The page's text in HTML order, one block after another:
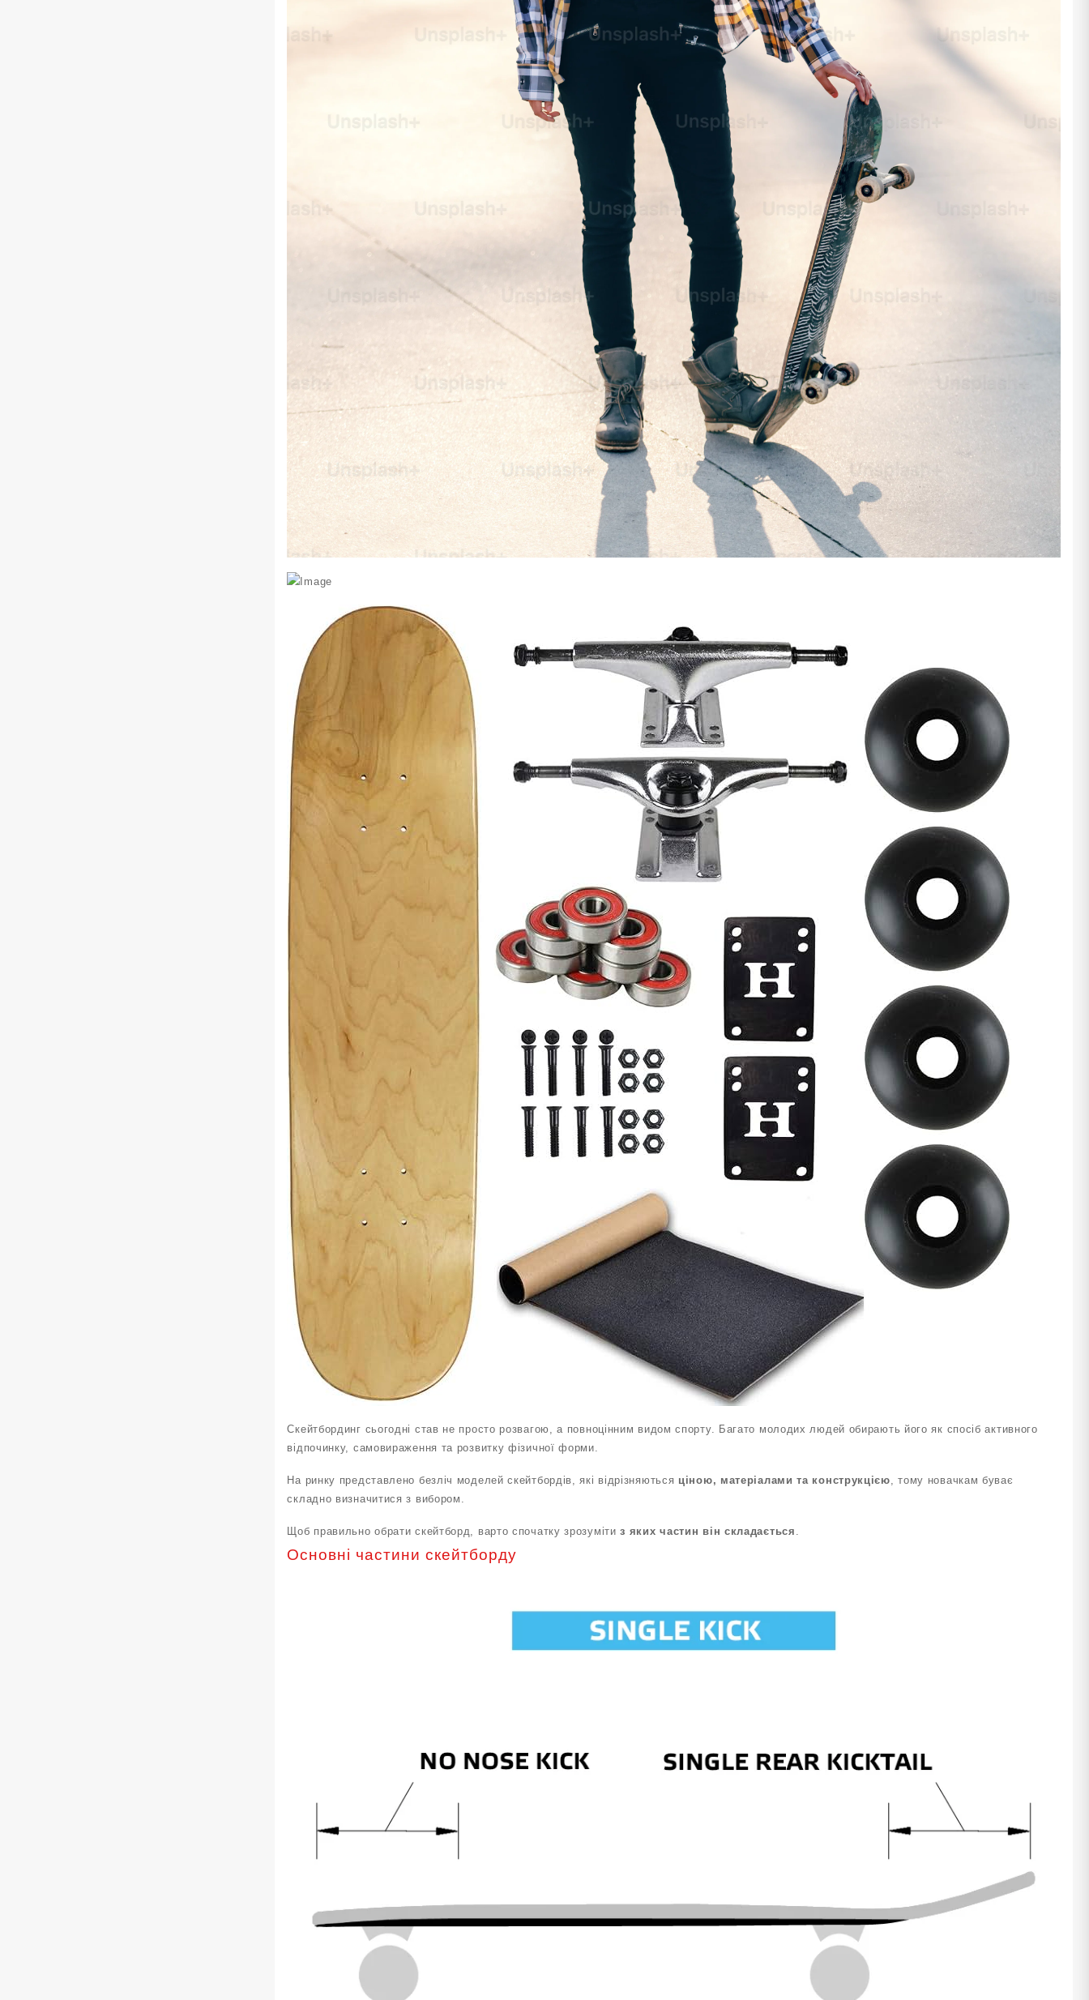
Скейтбординг сьогодні став не просто розвагою, а повноцінним видом спорту. Багато молодих людей обирають його як спосіб активного
відпочинку, самовираження та розвитку фізичної форми.
На ринку представлено безліч моделей скейтбордів, які відрізняються ціною, матеріалами та конструкцією , тому новачкам буває
складно визначитися з вибором.
Щоб правильно обрати скейтборд, варто спочатку зрозумітиз яких частин він складається
Основні частини скейтборду